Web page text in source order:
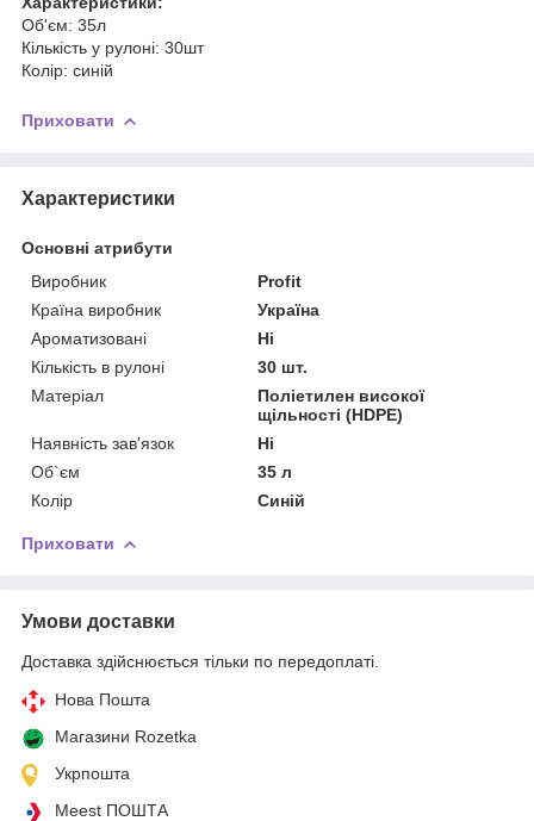
Об'єм: 35л
Кількість у рулоні: 30шт
Колір: синій
Приховати
Характеристики
Основні атрибути
Виробник
Profit
Країна виробник
Україна
Ароматизовані
Ні
Кількість в рулоні
30 шт.
Матеріал
Поліетилен високої
щільності (HDPE)
Наявність зав'язок
Ні
Об`єм
35 л
Колір
Синій
Приховати
Умови доставки
Доставка здійснюється тільки по передоплаті.
Нова Пошта
Магазини Rozetka
Укрпошта
Meest ПОШТА